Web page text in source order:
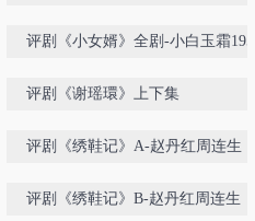
评剧《小女婿》全剧-小白玉霜
评剧《谢瑶環》上下集
评剧《绣鞋记》A-赵丹红周连生
评剧《绣鞋记》B-赵丹红周连生